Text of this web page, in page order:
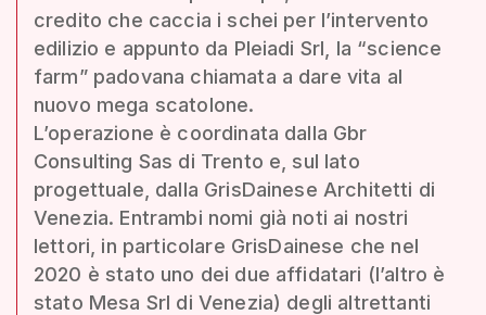
credito che caccia i schei per l’intervento
edilizio e appunto da Pleiadi Srl, la “science
farm” padovana chiamata a dare vita al
nuovo mega scatolone.
L’operazione è coordinata dalla Gbr
Consulting Sas di Trento e, sul lato
progettuale, dalla GrisDainese Architetti di
Venezia. Entrambi nomi già noti ai nostri
lettori, in particolare GrisDainese che nel
2020 è stato uno dei due affidatari (l’altro è
stato Mesa Srl di Venezia) degli altrettanti